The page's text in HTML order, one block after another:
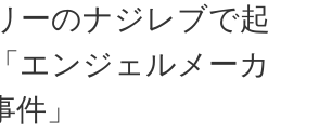
ーのナジレブで起
エンジェルメーカ
」